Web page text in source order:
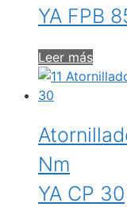
YA FPB
Leer más
Nm
YA CP 30